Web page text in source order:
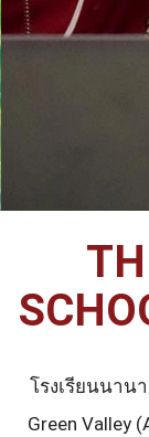
โรงเรียนนาน
Green Valley